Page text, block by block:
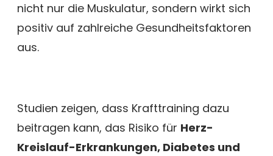
nicht nur die Muskulatur, sondern wirkt sich
positiv auf zahlreiche Gesundheitsfaktoren
aus.
Studien zeigen, dass Krafttraining dazu
beitragen kann, das Risiko für Herz-
Kreislauf-Erkrankungen, Diabetes und